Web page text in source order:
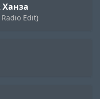
Ханза
Edit)